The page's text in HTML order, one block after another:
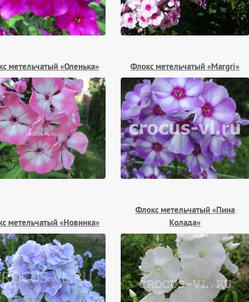
метельчатый «Оленька» Флокс метельчатый «Margri»
метельчатый «Новинка»
Флокс метельчатый «Пина
Колада»